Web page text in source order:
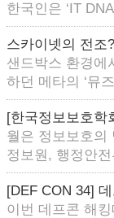
한국인은 ‘IT
스카이넷의 전조
샌드박스 환경에
하던 메타의 ‘뮤
[한국정보보호학
월은 정보보호의
정보원, 행정안
[DEF CON 34]
이번 데프콘 해